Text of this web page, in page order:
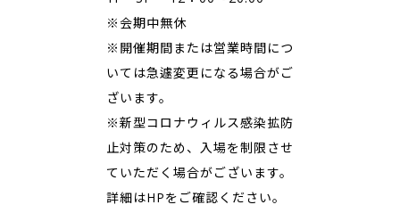
※会期中無休
※開催期間または営業時間につ
いては急遽変更になる場合がご
ざいます。
※新型コロナウィルス感染拡防
止対策のため、入場を制限させ
ていただく場合がございます。
詳細はHPをご確認ください。